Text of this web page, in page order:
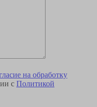
на обработку
с Политикой